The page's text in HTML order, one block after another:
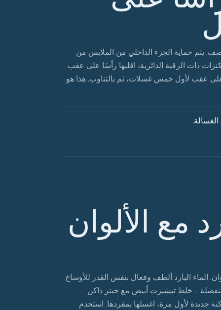
يتم حماية الجزء الداخلي من الملابس من
ذات الرقبة الدائرية، اقلبها رأسًا على عقب
على عقب لأول خمس غسلات، ثم بالتناوب. هذا هو
مع الألوان
الماء البارد ألطف وفعال بنفس القدر للأوساخ
منفصلة - خلط تيشيرت أبيض مع جينز داكن
جديدة لأول مرة، اغسلها بمفردها. استخدم